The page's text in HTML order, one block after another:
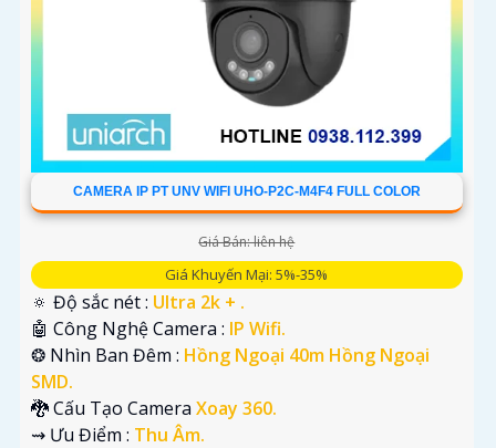
CAMERA IP PT UNV WIFI UHO-P2C-M4F4 FULL COLOR
Giá Bán: liên hệ
Giá Khuyến Mại: 5%-35%
🔅 Độ sắc nét : Ultra 2k + .
🤖️ Công Nghệ Camera : IP Wifi.
❂ Nhìn Ban Đêm : Hồng Ngoại 40m Hồng Ngoại
SMD.
🐉️ Cấu Tạo Camera Xoay 360.
️⇝ Ưu Điểm : Thu Âm.